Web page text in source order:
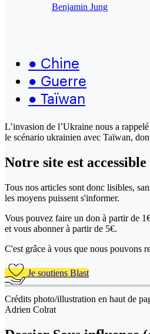
Benjamin Jung
● Chine
● Guerre
● Taïwan
L’invasion de l’Ukraine nous a
le scénario ukrainien avec Taïwan,
Notre site est accessible
Tous nos articles sont donc lisibles,
les moyens puissent s'informer.
Vous pouvez faire un don à partir de
et vous abonner à partir de 5€.
C'est grâce à vous que nous pouvons
Je soutiens Blast
Crédits photo/illustration en haut de
Adrien Colrat